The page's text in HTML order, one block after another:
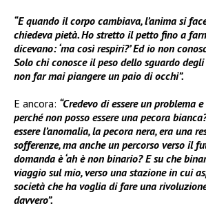
“E quando il corpo cambiava, l’anima si
chiedeva pietà. Ho stretto il petto fino a
dicevano: ‘ma così respiri?’ Ed io non
Solo chi conosce il peso dello sguardo
non far mai piangere un paio di occhi”.
E ancora: “Credevo di essere un problema
perché non posso essere una pecora
essere l’anomalia, la pecora nera, era una
sofferenze, ma anche un percorso verso il
domanda è ‘ah è non binario? E su che
viaggio sul mio, verso una stazione in cui
società che ha voglia di fare una
davvero”.